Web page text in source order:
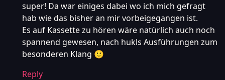
super! Da war einiges dabei wo ich mich gefragt
hab wie das bisher an mir vorbeigegangen ist.
Es auf Kassette zu hören wäre natürlich auch noch
spannend gewesen, nach hukls Ausführungen zum
besonderen Klang 🙂
Reply